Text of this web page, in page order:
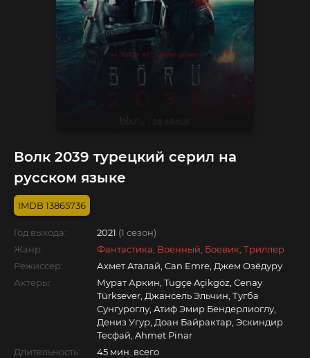
Волк 2039 турецкий серил на
русском языке
13865736
Год выхода: 2021 (1 сезон)
Жанр:
Фантастика, Военный, Боевик, Триллер
Режиссер:
Ахмет Аталай, Can Emre, Джем Озёдуру
Актёры:
Мурат Аркин, Tugçe Açikgöz, Cenay
Türksever, Джансель Эльчин, Тугба
Сунгуроглу, Атиф Эмир Бендерлиоглу,
Дениз Угур, Доан Байрактар, Эскиндир
Тесфай, Ahmet Pinar
Длительность:
45 мин. всего